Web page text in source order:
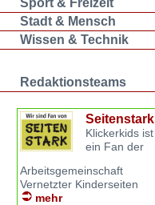
Sport & Freizeit
Stadt & Mensch
Wissen & Technik
Redaktionsteams
Seitenstark
Klickerkids ist
ein Fan der
Arbeitsgemeinschaft
Vernetzter Kinderseiten
mehr